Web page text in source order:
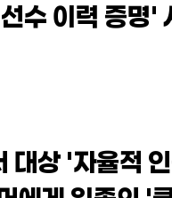
수 이력 증명'
대상 '자율적